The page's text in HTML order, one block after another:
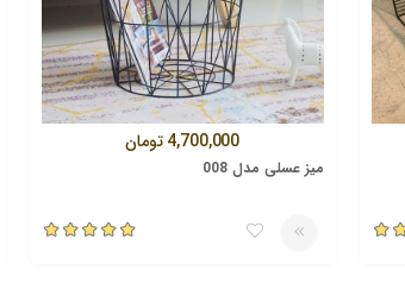
4,700,000 تومان
میز عسلی مدل 008